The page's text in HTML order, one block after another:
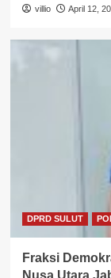
villio April 12,
DPRD SULUT
Fraksi